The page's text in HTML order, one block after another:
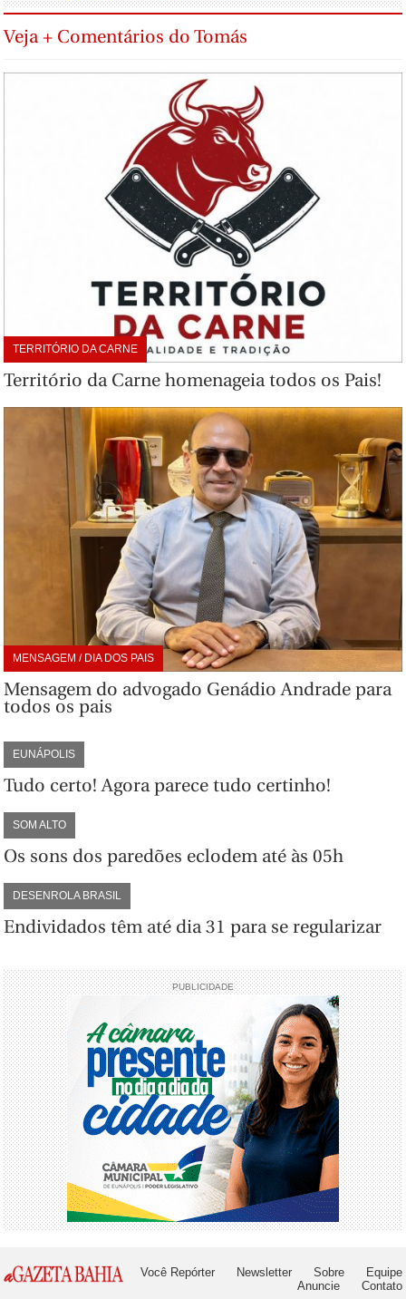
Veja + Comentários do Tomás
TERRITÓRIO DA CARNE
Território da Carne homenageia todos os Pais!
MENSAGEM / DIA DOS PAIS
Mensagem do advogado Genádio Andrade para
todos os pais
EUNÁPOLIS
Tudo certo! Agora parece tudo certinho!
SOM ALTO
Os sons dos paredões eclodem até às 05h
DESENROLA BRASIL
Endividados têm até dia 31 para se regularizar
PUBLICIDADE
Você Repórter Newsletter Sobre
Equipe
Anuncie
Contato